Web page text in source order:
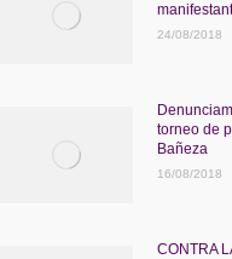
24/08/2018
torneo de
Bañeza
16/08/2018
CONTRA